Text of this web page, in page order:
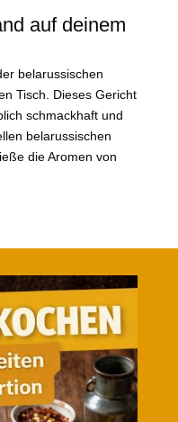
auf deinem
belarussischen
Tisch. Dieses Gericht
schmackhaft und
belarussischen
die Aromen von